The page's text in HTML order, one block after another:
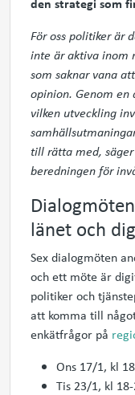
För oss politiker är
inte är aktiva inom
som saknar vana
opinion. Genom en
vilken utveckling
till rätta med,
beredningen för
länet och
Sex dialogmöten
och ett möte är
politiker och
att komma till
enkätfrågor på
Ons 17/1, kl
Tis 23/1, kl